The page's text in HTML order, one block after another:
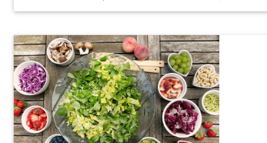
correto desses produtos está previsto na Política
dependia de acordo com o setor produtivo. As medidas
entrarão em vigor a partir de...
Especial